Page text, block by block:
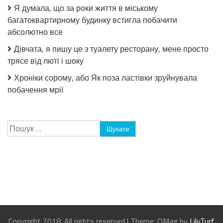
Я думала, що за роки життя в міському
багатоквартирному будинку встигла побачити
абсолютно все
Дівчата, я пишу це з туалету ресторану, мене просто
трясе від люті і шоку
Хроніки сорому, або Як поза ластівки зруйнувала
побачення мрії
Пошук: